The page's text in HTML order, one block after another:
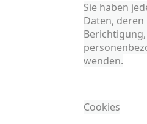
Sie haben
Daten,
wenden.
Cookies